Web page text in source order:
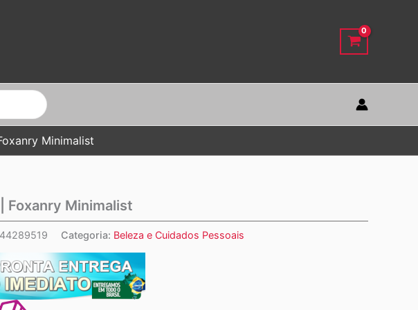
Minimalist
Foxanry Minimalist
Categoria: Beleza e Cuidados Pessoais